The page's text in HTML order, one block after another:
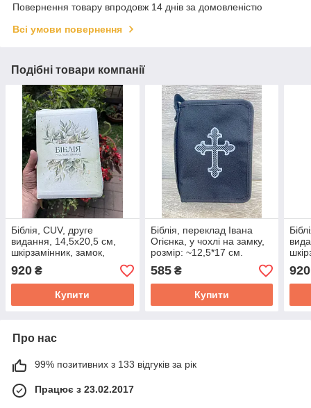
Повернення товару впродовж 14 днів за домовленістю
Всі умови повернення
Подібні товари компанії
Біблія, CUV, друге
видання, 14,5х20,5 см,
шкірзамінник, замок,
індекси.
920 ₴
Купити
Біблія, переклад Івана
Огієнка, у чохлі на замку,
розмір: ~12,5*17 см.
585₴
Купити
920
Про нас
99% позитивних з 133 відгуків за рік
Працює з 23.02.2017